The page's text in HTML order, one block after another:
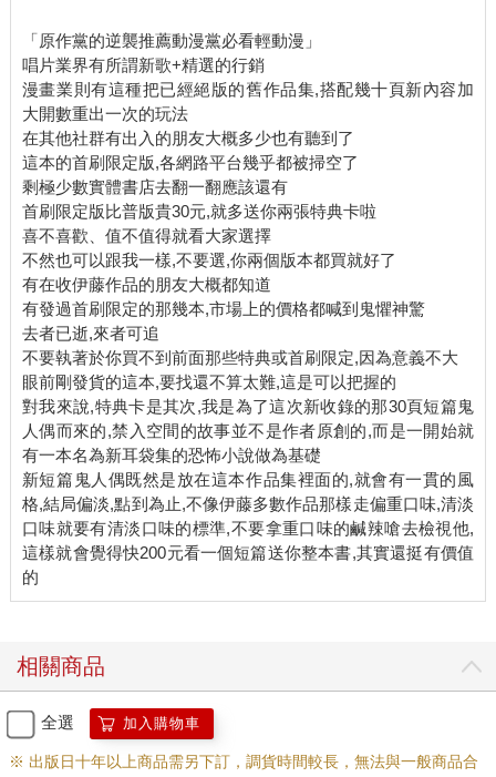
「原作黨的逆襲推薦動漫黨必看輕動漫」
唱片業界有所謂新歌+精選的行銷
漫畫業則有這種把已經絕版的舊作品集,搭配幾十頁新內容加
大開數重出一次的玩法
在其他社群有出入的朋友大概多少也有聽到了
這本的首刷限定版,各網路平台幾乎都被掃空了
剩極少數實體書店去翻一翻應該還有
首刷限定版比普版貴30元,就多送你兩張特典卡啦
喜不喜歡、值不值得就看大家選擇
不然也可以跟我一樣,不要選,你兩個版本都買就好了
有在收伊藤作品的朋友大概都知道
有發過首刷限定的那幾本,市場上的價格都喊到鬼懼神驚
去者已逝,來者可追
不要執著於你買不到前面那些特典或首刷限定,因為意義不大
眼前剛發貨的這本,要找還不算太難,這是可以把握的
對我來說,特典卡是其次,我是為了這次新收錄的那30頁短篇鬼
人偶而來的,禁入空間的故事並不是作者原創的,而是一開始就
有一本名為新耳袋集的恐怖小說做為基礎
新短篇鬼人偶既然是放在這本作品集裡面的,就會有一貫的風
格,結局偏淡,點到為止,不像伊藤多數作品那樣走偏重口味,清淡
口味就要有清淡口味的標準,不要拿重口味的鹹辣嗆去檢視他,
這樣就會覺得快200元看一個短篇送你整本書,其實還挺有價值
相關商品
全選 加入購物車
※ 出版日十年以上商品需另下訂，調貨時間較長，無法與一般商品合